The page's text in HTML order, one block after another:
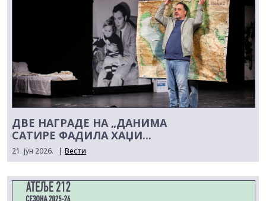
ДВЕ НАГРАДЕ НА „ДАНИМА
САТИРЕ ФАДИЛА ХАЏИ...
21. јун 2026. | Вести